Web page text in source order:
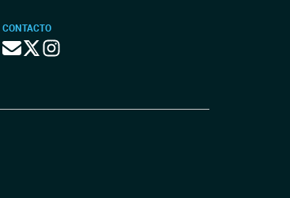
CONTACTO